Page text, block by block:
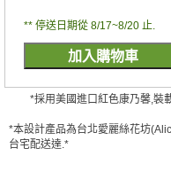
** 停送日期從 8/17~8/20 止.
*採用美國進口紅色康乃馨,裝
*本設計產品為台北愛麗絲花坊
台宅配送達.*